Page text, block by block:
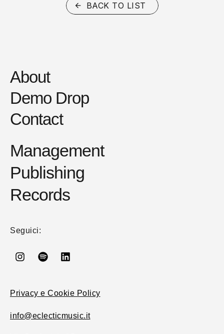
BACK TO LIST
About
Demo Drop
Contact
Management
Publishing
Records
Seguici:
Privacy e Cookie Policy
info@eclecticmusic.it